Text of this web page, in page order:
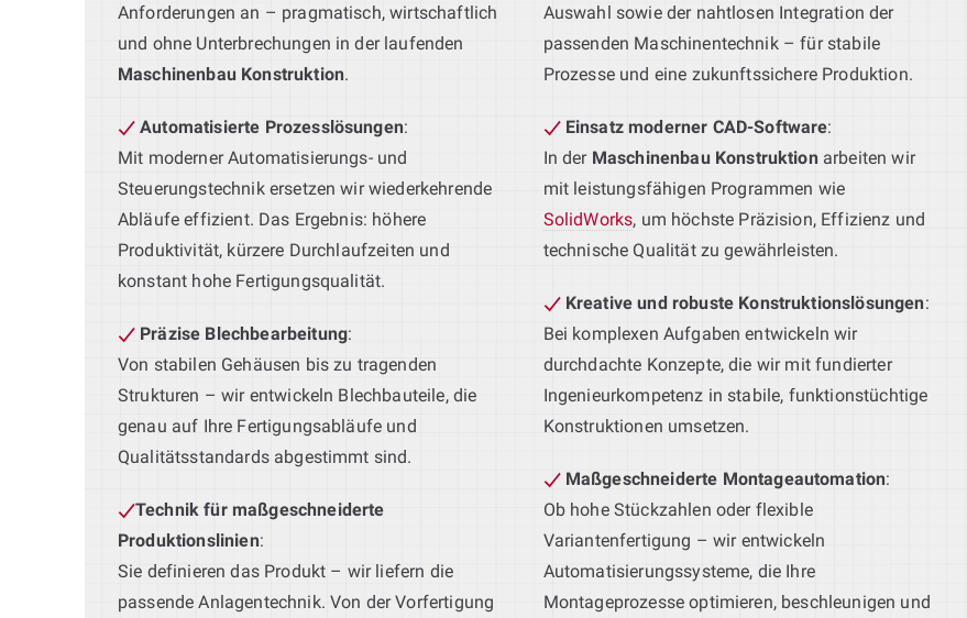
Anforderungen an – pragmatisch, wirtschaftlich
und ohne Unterbrechungen in der laufenden
Maschinenbau Konstruktion.
Automatisierte Prozesslösungen:
Mit moderner Automatisierungs- und
Steuerungstechnik ersetzen wir wiederkehrende
Abläufe effizient. Das Ergebnis: höhere
Produktivität, kürzere Durchlaufzeiten und
konstant hohe Fertigungsqualität.
Präzise Blechbearbeitung:
Von stabilen Gehäusen bis zu tragenden
Strukturen – wir entwickeln Blechbauteile, die
genau auf Ihre Fertigungsabläufe und
Qualitätsstandards abgestimmt sind.
Technik für maßgeschneiderte
Produktionslinien:
Sie definieren das Produkt – wir liefern die
passende Anlagentechnik. Von der Vorfertigung
Auswahl sowie der nahtlosen Integration der
passenden Maschinentechnik – für stabile
Prozesse und eine zukunftssichere Produktion.
Einsatz moderner CAD-Software:
In der Maschinenbau Konstruktion arbeiten wir
mit leistungsfähigen Programmen wie
SolidWorks, um höchste Präzision, Effizienz und
technische Qualität zu gewährleisten.
Kreative und robuste Konstruktionslösungen:
Bei komplexen Aufgaben entwickeln wir
durchdachte Konzepte, die wir mit fundierter
Ingenieurkompetenz in stabile, funktionstüchtige
Konstruktionen umsetzen.
Maßgeschneiderte Montageautomation:
Ob hohe Stückzahlen oder flexible
Variantenfertigung – wir entwickeln
Automatisierungssysteme, die Ihre
Montageprozesse optimieren, beschleunigen und